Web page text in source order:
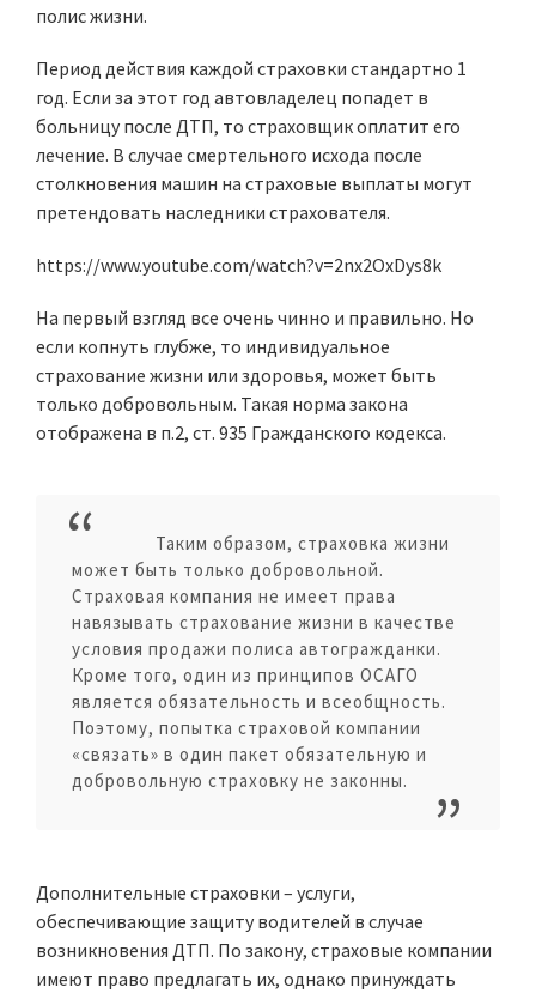
полис жизни.
Период действия каждой страховки стандартно 1
год. Если за этот год автовладелец попадет в
больницу после ДТП, то страховщик оплатит его
лечение. В случае смертельного исхода после
столкновения машин на страховые выплаты могут
претендовать наследники страхователя.
https://www.youtube.com/watch?v=2nx2OxDys8k
На первый взгляд все очень чинно и правильно. Но
если копнуть глубже, то индивидуальное
страхование жизни или здоровья, может быть
только добровольным. Такая норма закона
отображена в п.2, ст. 935 Гражданского кодекса.
Таким образом, страховка жизни
может быть только добровольной.
Страховая компания не имеет права
навязывать страхование жизни в качестве
условия продажи полиса автогражданки.
Кроме того, один из принципов ОСАГО
является обязательность и всеобщность.
Поэтому, попытка страховой компании
«связать» в один пакет обязательную и
добровольную страховку не законны.
Дополнительные страховки – услуги,
обеспечивающие защиту водителей в случае
возникновения ДТП. По закону, страховые компании
имеют право предлагать их, однако принуждать